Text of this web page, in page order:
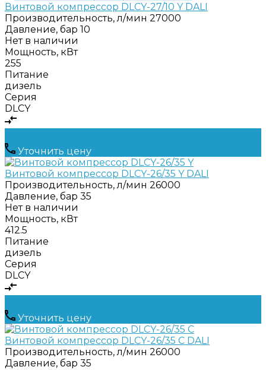
Винтовой компрессор DLCY-27/10 Y DALI
Производительность, л/мин 27000
Давление, бар 10
Нет в наличии
Мощность, кВт
255
Питание
дизель
Серия
DLCY
Уточнить цену
Винтовой компрессор DLCY-26/35 Y DALI
Производительность, л/мин 26000
Давление, бар 35
Нет в наличии
Мощность, кВт
412.5
Питание
дизель
Серия
DLCY
Уточнить цену
Винтовой компрессор DLCY-26/35 C DALI
Производительность, л/мин 26000
Давление, бар 35